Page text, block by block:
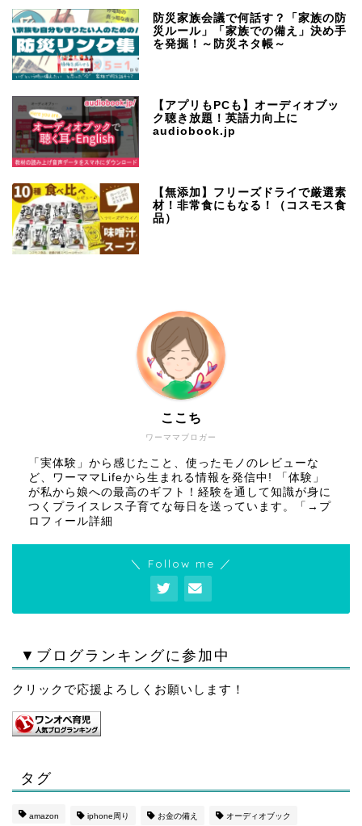
防災家族会議で何話す？「家族の防
災ルール」「家族での備え」決め手
を発掘！～防災ネタ帳～
【アプリもPCも】オーディオブッ
ク聴き放題！英語力向上に
audiobook.jp
【無添加】フリーズドライで厳選素
材！非常食にもなる！（コスモス食
品）
ワーママブロガー
ここち
「実体験」から感じたこと、使ったモノのレビューな
ど、ワーママLifeから生まれる情報を発信中! 「体験」
が私から娘への最高のギフト！経験を通して知識が身に
つくプライスレス子育てな毎日を送っています。「 →プ
ロフィール詳細
＼ Follow me ／
▼ブログランキングに参加中
クリックで応援よろしくお願いします！
タグ
amazon iphone周り お金の備え オーディオブック